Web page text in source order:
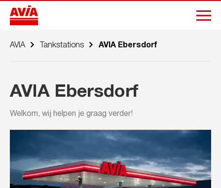
AVIA Tankstations AVIA Ebersdorf
AVIA Ebersdorf
Welkom, wij helpen je graag verder!